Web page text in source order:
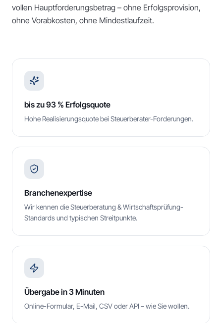
vollen Hauptforderungsbetrag – ohne Erfolgsprovision,
ohne Vorabkosten, ohne Mindestlaufzeit.
bis zu 93 % Erfolgsquote
Hohe Realisierungsquote bei Steuerberater-Forderungen.
Branchenexpertise
Wir kennen die Steuerberatung & Wirtschaftsprüfung-
Standards und typischen Streitpunkte.
Übergabe in 3 Minuten
Online-Formular, E-Mail, CSV oder API – wie Sie wollen.